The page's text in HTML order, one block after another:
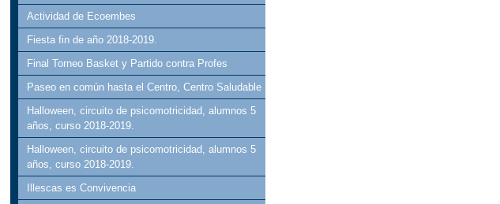
Actividad de Ecoembes
Fiesta fin de año 2018-2019.
Final Torneo Basket y Partido contra Profes
Paseo en común hasta el Centro, Centro Saludable
Halloween, circuito de psicomotricidad, alumnos 5
años, curso 2018-2019.
Halloween, circuito de psicomotricidad, alumnos 5
años, curso 2018-2019.
Illescas es Convivencia